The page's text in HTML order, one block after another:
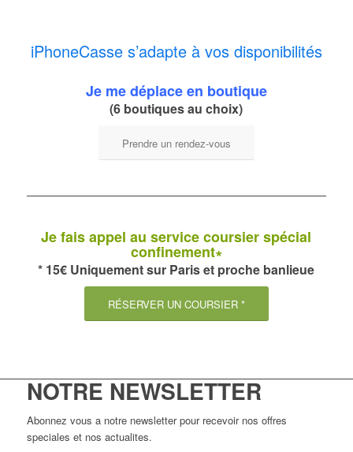
iPhoneCasse s’adapte à vos disponibilités
Je me déplace en boutique
(6 boutiques au choix)
Prendre un rendez-vous
Je fais appel au service coursier spécial
confinement∗
* 15€ Uniquement sur Paris et proche banlieue
RÉSERVER UN COURSIER *
NOTRE NEWSLETTER
Abonnez vous a notre newsletter pour recevoir nos offres
speciales et nos actualites.